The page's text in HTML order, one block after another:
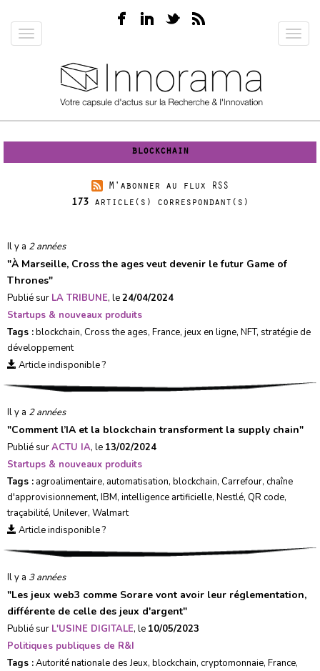
au
contenuToggle
blockchain
M'abonner au flux RSS
173 article(s) correspondant(s)
Il y a 2 années
"À Marseille, Cross the ages veut devenir le futur Game of
Thrones"
Publié sur LA TRIBUNE, le24/04/2024
Startups & nouveaux produits
Tags :blockchain, Cross the ages, France, jeux en ligne, NFT, stratégie de
développement
Article indisponible ?
Il y a 2 années
"Comment l’IA et la blockchain transforment la supply chain"
Publié surACTU IA, le 13/02/2024
Startups & nouveaux produits
Tags : agroalimentaire, automatisation, blockchain, Carrefour, chaîne
d'approvisionnement, IBM, intelligence artificielle, Nestlé, QR code,
traçabilité, Unilever, Walmart
Article indisponible ?
Il y a 3 années
"Les jeux web3 comme Sorare vont avoir leur réglementation,
différente de celle des jeux d'argent"
Publié sur L'USINE DIGITALE, le 10/05/2023
Politiques publiques de R&I
Tags :Autorité nationale des Jeux, blockchain, cryptomonnaie, France,